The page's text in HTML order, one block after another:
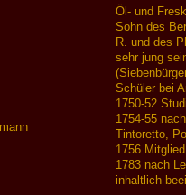
Öl- und
Sohn des
R. und des
sehr jung
Schüler bei
1750-52
1754-55
Tintoretto,
1756
1783 nach
inhaltlich